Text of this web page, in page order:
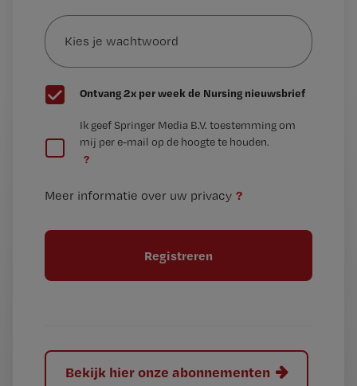
mailadres?
Kies
je
wachtwoord
G
e
t
Ontvang 2x per week de Nursing nieuwsbrief
e
t
l
Ik geef Springer Media B.V. toestemming om
mij per e-mail op de hoogte te houden.
?
Meer informatie over uw privacy ?
Bekijk hier onze abonnementen